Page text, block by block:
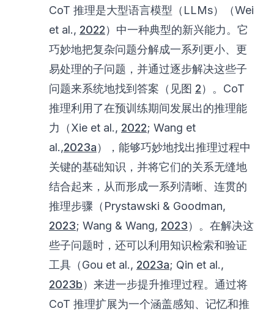
CoT 推理是大型语言模型（LLMs）（Wei
et al., 2022）中一种典型的新兴能力。它
巧妙地把复杂问题分解成一系列更小、更
易处理的子问题，并通过逐步解决这些子
问题来系统地找到答案（见图 2）。CoT
推理利用了在预训练期间发展出的推理能
力（Xie et al., 2022; Wang et
al.,2023a），能够巧妙地找出推理过程中
关键的基础知识，并将它们的关系无缝地
结合起来，从而形成一系列清晰、连贯的
推理步骤（Prystawski & Goodman,
2023; Wang & Wang, 2023）。在解决这
些子问题时，还可以利用知识检索和验证
工具（Gou et al., 2023a; Qin et al.,
2023b）来进一步提升推理过程。通过将
CoT 推理扩展为一个涵盖感知、记忆和推